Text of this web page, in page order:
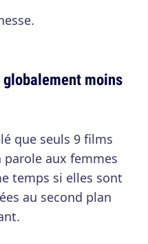
moins
que seuls 9 films
aux femmes
temps si elles sont
au second plan